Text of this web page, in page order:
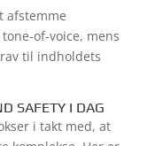
afstemme
of-voice, mens
til indholdets
SAFETY I DAG
i takt med, at